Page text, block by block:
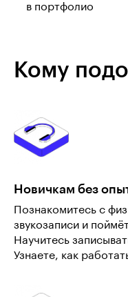
в портфолио
Кому
Новичкам без
Познакомитесь с
звукозаписи и
Научитесь
Узнаете, как